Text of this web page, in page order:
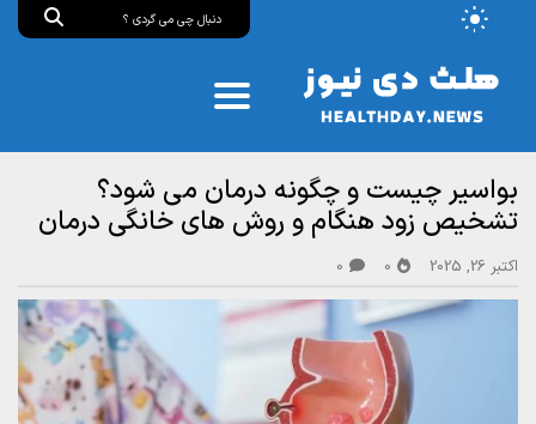
بواسیر چیست و چگونه درمان می‌ شود؟
تشخیص زود هنگام و روش‌ های خانگی درمان
اکتبر 26, 2025 0
0